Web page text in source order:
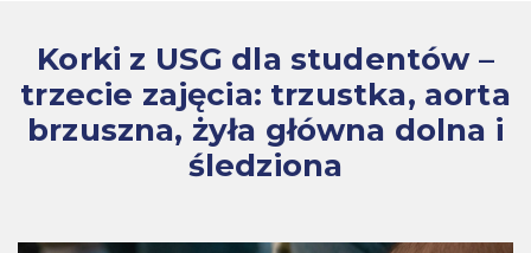
Korki z USG dla studentów –
trzecie zajęcia: trzustka, aorta
brzuszna, żyła główna dolna i
śledziona